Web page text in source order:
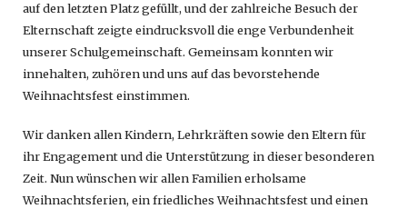
auf den letzten Platz gefüllt, und der zahlreiche Besuch der
Elternschaft zeigte eindrucksvoll die enge Verbundenheit
unserer Schulgemeinschaft. Gemeinsam konnten wir
innehalten, zuhören und uns auf das bevorstehende
Weihnachtsfest einstimmen.
Wir danken allen Kindern, Lehrkräften sowie den Eltern für
ihr Engagement und die Unterstützung in dieser besonderen
Zeit. Nun wünschen wir allen Familien erholsame
Weihnachtsferien, ein friedliches Weihnachtsfest und einen